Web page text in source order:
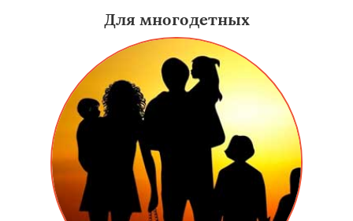
Для многодетных